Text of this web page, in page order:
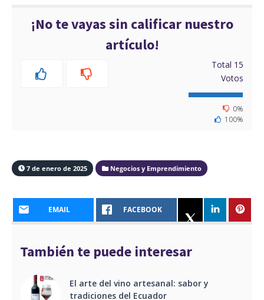
¡No te vayas sin calificar nuestro
artículo!
Total 15
Votos
0%
100%
7 de enero de 2025 Negocios y Emprendimiento
EMAIL FACEBOOK
También te puede interesar
El arte del vino artesanal: sabor y
tradiciones del Ecuador